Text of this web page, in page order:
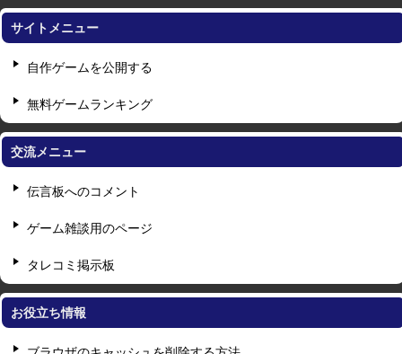
サイトメニュー
自作ゲームを公開する
無料ゲームランキング
交流メニュー
伝言板へのコメント
ゲーム雑談用のページ
タレコミ掲示板
お役立ち情報